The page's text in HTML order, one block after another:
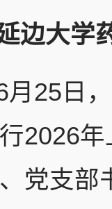
边大学
月25日
2026
党支部